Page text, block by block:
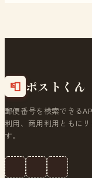
📮 ポストくん
郵便番号を検索できる
利用、商用利用ともに
す。